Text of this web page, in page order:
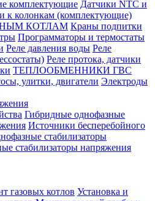
комплектующие Датчики NTC и
к колонкам (комплектующие)
КОТЛАМ Краны подпитки
Программаторы и термостаты
Реле давления воды Реле
Реле протока, датчики
ТЕПЛООБМЕННИКИ ГВС
улитки, двигатели Электроды
Гибридные однофазные
Источники бесперебойного
стабилизаторы
стабилизаторы напряжения
газовых котлов Установка и